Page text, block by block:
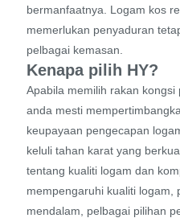
bermanfaatnya. Logam kos
memerlukan penyaduran
pelbagai kemasan.
Kenapa pilih HY?
Apabila memilih rakan kongsi
anda mesti
keupayaan pengecapan
keluli tahan karat yang
tentang kualiti logam dan
mempengaruhi kualiti logam,
mendalam, pelbagai pilihan